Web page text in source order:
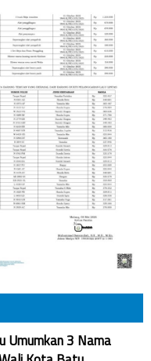
Umumkan 3 Nama
Kota Batu